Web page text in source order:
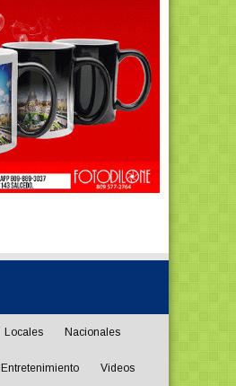
Locales Nacionales
Entretenimiento Videos